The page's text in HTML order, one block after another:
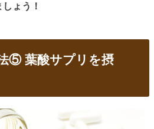
ょう！
⑤ 葉酸サプリを摂